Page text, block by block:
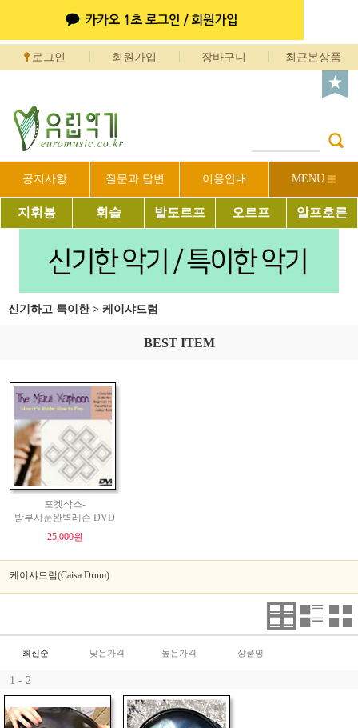
로그인 회원가입 장바구니 최근본상품
공지사항 질문과 답변 이용안내 MENU
지휘봉 휘슬 발도르프 오르프 알프호른
신기하고 특이한> 케이샤드럼
BEST ITEM
포켓삭스-
밤부사푼완벽레슨 DVD
25,000원
케이샤드럼(Caisa Drum)
최신순 낮은가격 높은가격 상품명
1 - 2